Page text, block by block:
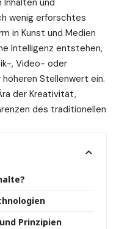
Inhalten und
wenig erforschtes
in Kunst und Medien
Intelligenz entstehen,
, Video- oder
Stellenwert ein.
der Kreativität,
des traditionellen
Prinzipien